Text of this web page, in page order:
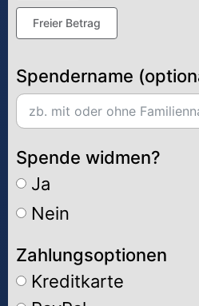
Freier Betrag
Spendername
Spende widmen?
Ja
Nein
Zahlungsoptionen
Kreditkarte